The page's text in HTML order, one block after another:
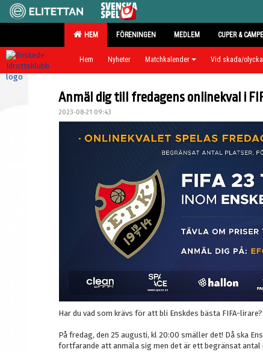
HEM FÖRENINGEN MEDLEM CUPER &
Hem Nyheter Matchkalender Vid skada/olycka
Anmäl dig till fredagens onlinekval i
2023-08-21 09:43
Har du vad som krävs för att bli Enskdes bästa FIFA-lirare?
På fredag, den 25 augusti, kl 20:00 smäller det! Då ska
fortfarande att anmäla sig men det är ett begränsat